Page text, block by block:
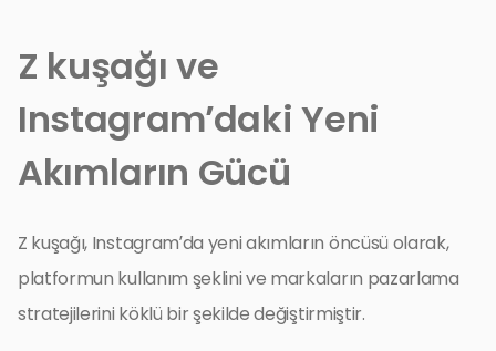
Z kuşağı ve
Instagram’daki Yeni
Akımların Gücü
Z kuşağı, Instagram’da yeni akımların öncüsü olarak,
platformun kullanım şeklini ve markaların pazarlama
stratejilerini köklü bir şekilde değiştirmiştir.